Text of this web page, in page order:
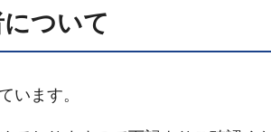
ついて
います。